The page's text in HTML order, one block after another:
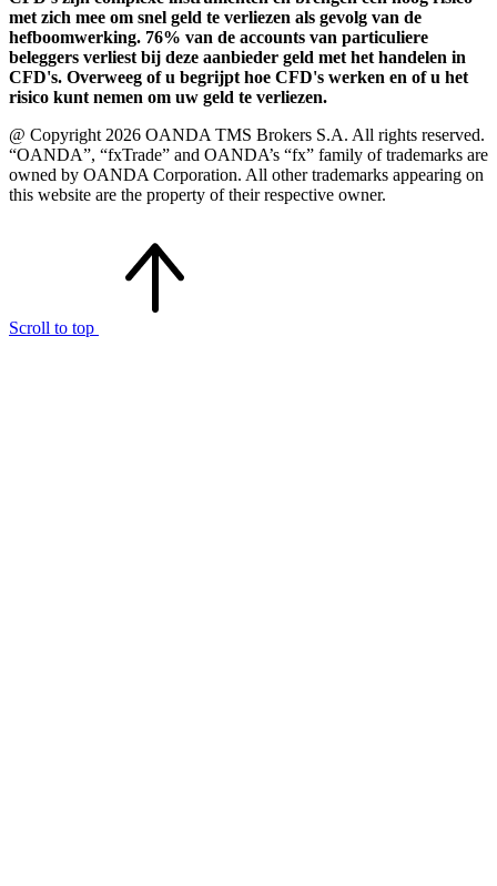
met zich mee om snel geld te verliezen als gevolg van de
hefboomwerking. 76% van de accounts van particuliere
beleggers verliest bij deze aanbieder geld met het handelen in
CFD's. Overweeg of u begrijpt hoe CFD's werken en of u het
risico kunt nemen om uw geld te verliezen.
@ Copyright 2026 OANDA TMS Brokers S.A. All rights reserved.
“OANDA”, “fxTrade” and OANDA’s “fx” family of trademarks are
owned by OANDA Corporation. All other trademarks appearing on
this website are the property of their respective owner.
Scroll to top